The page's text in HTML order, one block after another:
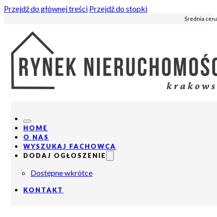
Przejdź do głównej treści Przejdź do stopki
Średnia
HOME
O NAS
WYSZUKAJ FACHOWCA
DODAJ OGŁOSZENIE
Dostępne wkrótce
KONTAKT